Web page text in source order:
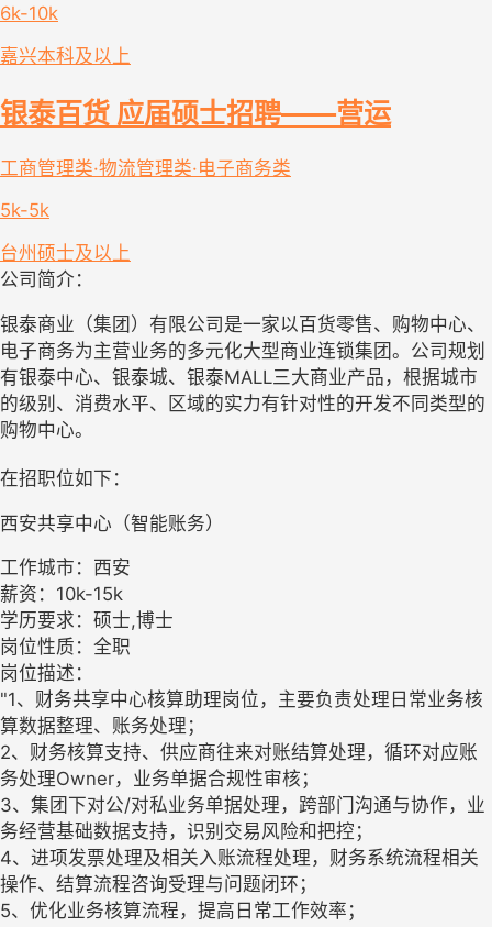
6k-10k
嘉兴本科及以上
银泰百货 应届硕士招聘——营运
工商管理类·物流管理类·电子商务类
5k-5k
台州 硕士及以上
公司简介：
银泰商业（集团）有限公司是一家以百货零售、购物中心、
电子商务为主营业务的多元化大型商业连锁集团。公司规划
有银泰中心、银泰城、银泰MALL三大商业产品，根据城市
的级别、消费水平、区域的实力有针对性的开发不同类型的
购物中心。
在招职位如下：
西安共享中心（智能账务）
工作城市：西安
薪资：10k-15k
学历要求：硕士,博士
岗位性质：全职
岗位描述：
"1、财务共享中心核算助理岗位，主要负责处理日常业务核
算数据整理、账务处理；
2、财务核算支持、供应商往来对账结算处理，循环对应账
务处理Owner，业务单据合规性审核；
3、集团下对公/对私业务单据处理，跨部门沟通与协作，业
务经营基础数据支持，识别交易风险和把控；
4、进项发票处理及相关入账流程处理，财务系统流程相关
操作、结算流程咨询受理与问题闭环；
5、优化业务核算流程，提高日常工作效率；